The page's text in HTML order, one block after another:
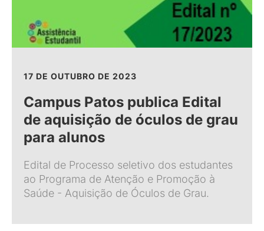
17 DE OUTUBRO DE 2023
Campus Patos publica Edital
de aquisição de óculos de grau
para alunos
Edital de Processo seletivo dos estudantes
ao Programa de Atenção e Promoção à
Saúde - Aquisição de Óculos de Grau.